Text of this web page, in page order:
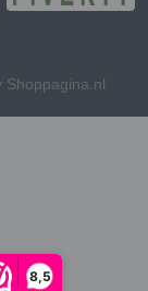
8,5
Shoppagina.nl